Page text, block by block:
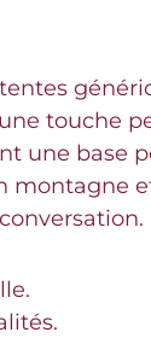
touche
une base